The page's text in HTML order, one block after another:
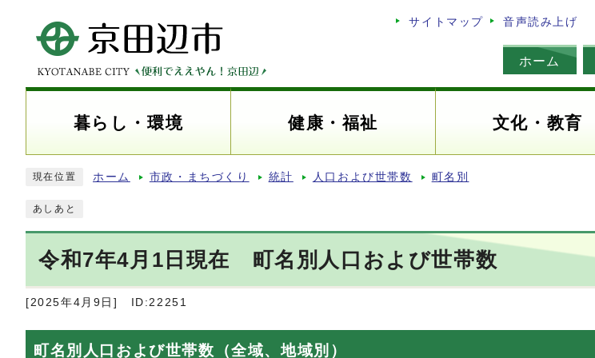
サイトマップ 音声読み上げ
ホーム
暮らし・環境 健康・福祉 文化・教育
現在位置 ホーム 市政・まちづくり 統計 人口および世帯数 町名別
あしあと
令和7年4月1日現在 町名別人口および世帯数
[2025年4月9日] ID:22251
町名別人口および世帯数（全域、地域別）